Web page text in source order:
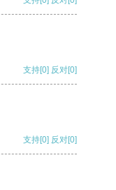
支持[0] 反对[0]
支持[0] 反对[0]